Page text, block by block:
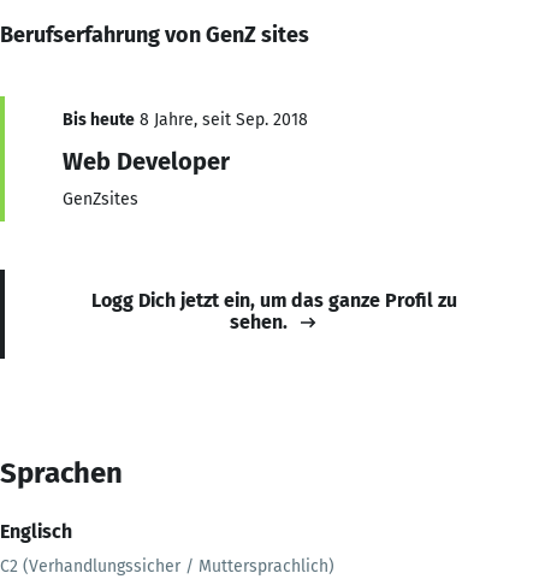
Berufserfahrung von GenZ sites
Bis heute 8 Jahre, seit Sep. 2018
Web Developer
GenZsites
Logg Dich jetzt ein, um das ganze Profil zu
sehen.
Sprachen
Englisch
C2 (Verhandlungssicher / Muttersprachlich)